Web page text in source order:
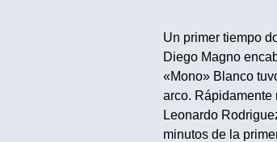
Un primer tiempo
Diego Magno
«Mono» Blanco
arco. Rápidamente
Leonardo
minutos de la